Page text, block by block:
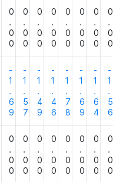
0
.
0
0
0
.
0
0
0
.
0
0
0
.
0
0
0
.
0
0
0
.
0
0
0
.
0
0
0
.
0
0
-
1
.
6
9
-
1
.
5
7
-
1
.
4
9
-
1
.
4
6
-
1
.
7
8
-
1
.
6
9
-
1
.
6
4
-
1
.
5
6
0
.
0
0
0
.
0
0
0
.
0
0
0
.
0
0
0
.
0
0
0
.
0
0
0
.
0
0
0
.
0
0